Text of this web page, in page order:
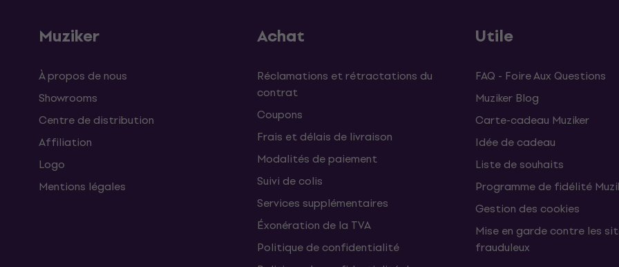
Muziker
À propos de nous
Showrooms
Centre de distribution
Affiliation
Logo
Mentions légales
Achat
Réclamations et rétractations du
contrat
Coupons
Frais et délais de livraison
Modalités de paiement
Suivi de colis
Services supplémentaires
Éxonération de la TVA
Politique de confidentialité
Utile
FAQ - Foire Aux Questions
Muziker Blog
Carte-cadeau Muziker
Idée de cadeau
Liste de souhaits
Programme de fidélité
Gestion des cookies
Mise en garde contre les
frauduleux